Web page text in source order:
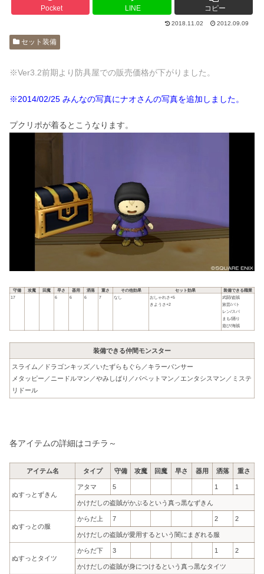
Pocket LINE コピー
2018.11.02 2012.09.09
セット装備
※Ver3.2前期より防具屋での販売価格が下がりました。
※2014/02/25 みんなの写真にナオさんの写真を追加しました。
プクリポが着るとこうなります。
守備 攻魔 回魔 早さ 器用 洒落 重さ その他効果 セット効果
装備できる職業
17
6 6 6 7 なし
おしゃれさ+5
きようさ+2
武闘/盗賊
旅芸/バト
レン/スパ
まも/踊り
遊び/海賊
装備できる仲間モンスター
スライム／ドラゴンキッズ／いたずらもぐら／キラーパンサー
メタッピー／ニードルマン／やみしばり／パペットマン／エンタシスマン／ミステ
リドール
各アイテムの詳細はコチラ～
アイテム名 タイプ 守備 攻魔 回魔 早さ 器用 洒落 重さ
ぬすっとずきん
アタマ 5 1 1
かけだしの盗賊がかぶるという真っ黒なずきん
ぬすっとの服
からだ上 7 2 2
かけだしの盗賊が愛用するという闇にまぎれる服
ぬすっとタイツ
からだ下 3 1 2
かけだしの盗賊が身につけるという真っ黒なタイツ